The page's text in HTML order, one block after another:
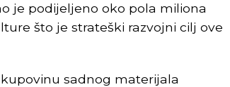
je podijeljeno oko pola miliona
što je strateški razvojni cilj ove
sadnog materijala